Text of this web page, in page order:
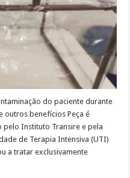
do paciente durante
outros benefícios Peça é
Instituto Transire e pela
de Terapia Intensiva (UTI)
a tratar exclusivamente